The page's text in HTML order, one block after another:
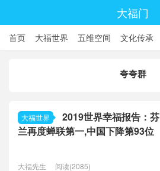
大福门
首页 大福世界 五维空间 文化传承
夸夸群
大福世界
2019世界幸福报告：芬
兰再度蝉联第一,中国下降第93位
大福先生 阅读(2085)